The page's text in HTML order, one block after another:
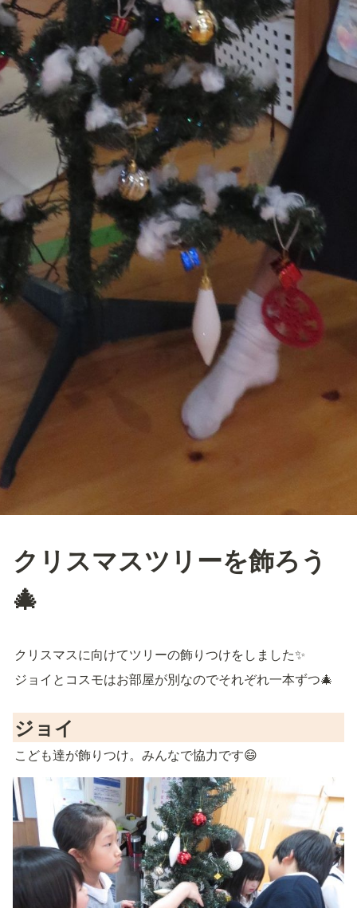
クリスマスツリーを飾ろう
🎄
クリスマスに向けてツリーの飾りつけをしました✨
ジョイとコスモはお部屋が別なのでそれぞれ一本ずつ🎄
ジョイ
こども達が飾りつけ。みんなで協力です😄